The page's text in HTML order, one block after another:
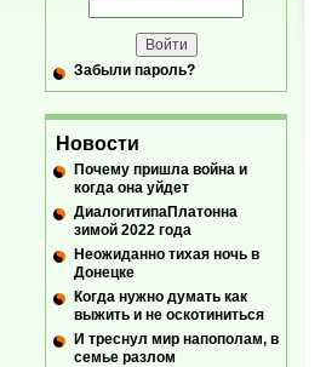
Забыли пароль?
Новости
Почему пришла война и
когда она уйдет
ДиалогитипаПлатонна
зимой 2022 года
Неожиданно тихая ночь в
Донецке
Когда нужно думать как
выжить и не оскотиниться
И треснул мир напополам, в
семье разлом